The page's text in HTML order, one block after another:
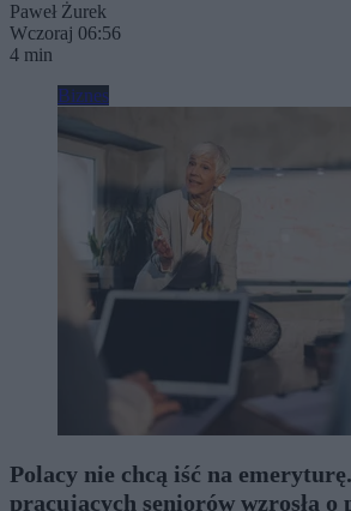
Paweł Żurek
Wczoraj 06:56
4 min
Biznes
Polacy nie chcą iść na
pracujących seniorów wzrosła o